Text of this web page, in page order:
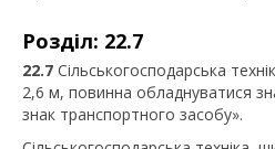
Розділ: 22.7
22.7 Сільськогосподарська
2,6 м, повинна обладнуватися
знак транспортного засобу».